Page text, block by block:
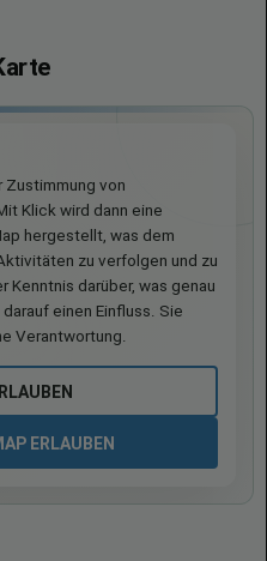
Zustimmung von
Klick wird dann eine
hergestellt, was dem
zu verfolgen und zu
Kenntnis darüber, was genau
einen Einfluss. Sie
Verantwortung.
ERLAUBEN